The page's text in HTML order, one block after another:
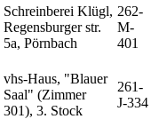
Schreinberei Klügl,
Regensburger str.
5a, Pörnbach
262-
M-
401
vhs-Haus, "Blauer
Saal" (Zimmer
301), 3. Stock
261-
J-334